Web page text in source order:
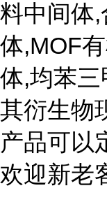
料中间体
体,MOF
体,均苯三
其衍生物
产品可以
欢迎新老